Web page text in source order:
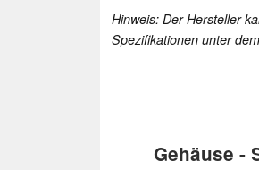
Hinweis: Der Hersteller
Spezifikationen unter
Gehäuse -